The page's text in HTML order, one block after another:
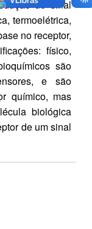
do sinal
termoelétrica,
no receptor,
físico,
são
e são
químico, mas
biológica
de um sinal